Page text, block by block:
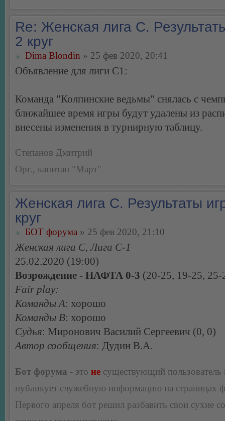
Re: Женская лига С.
2 круг
Dima Blondin » 25 фев 2020, 20:41
Объявление для лиги С1:
Команда "Колпинские ведьмы" снялась с
ближайшее время игры будут удалены из
внесены изменения в турнирную таблицу.
Степанов Дмитрий
Орг., капитан "Март"
Женская лига С. Результаты
круг
БОТ форума » 25 фев 2020, 21:10
Женская лига С, Лига С-1
25.02.2020 (19:00)
Возрождение - НАФТА 0-3 (20-25, 19-25, 25-
Fair play:
Команды А: хорошо
Команды В: хорошо
Судья: Миронович Василий Сергеевич (0, 0)
Автор сообщения: Дудин В.А.
Бот форума - это не существующий пользователь
публикует служебную информацию на страницах
Первого апреля бот решил разбавить свои сухие